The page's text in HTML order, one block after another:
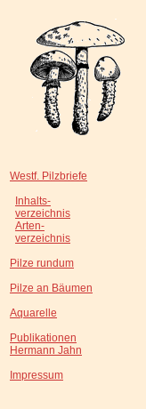
Westf. Pilzbriefe
Inhalts-
verzeichnis
Arten-
verzeichnis
Pilze rundum
Pilze an Bäumen
Aquarelle
Publikationen
Hermann Jahn
Impressum